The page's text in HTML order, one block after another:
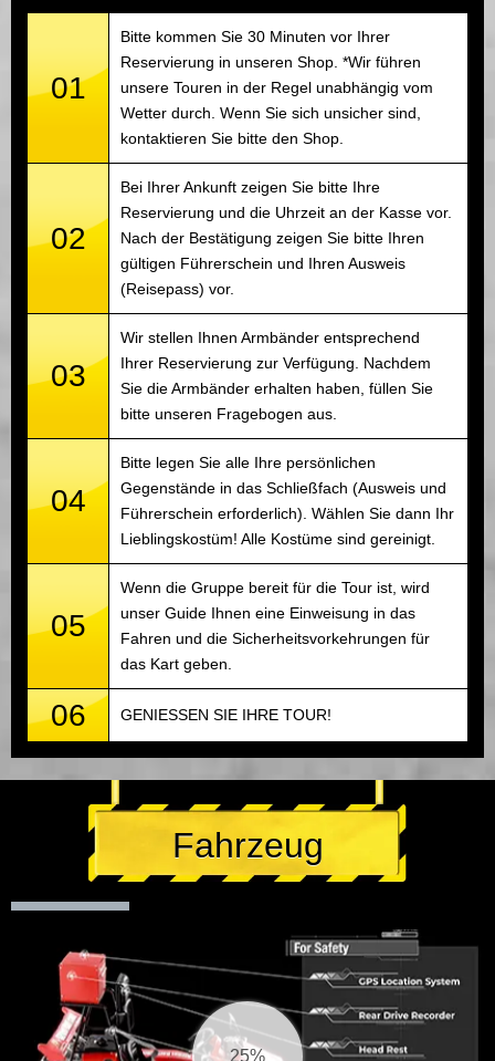
01
Bitte kommen Sie 30 Minuten vor Ihrer
Reservierung in unseren Shop. *Wir führen
unsere Touren in der Regel unabhängig vom
Wetter durch. Wenn Sie sich unsicher sind,
kontaktieren Sie bitte den Shop.
02
Bei Ihrer Ankunft zeigen Sie bitte Ihre
Reservierung und die Uhrzeit an der Kasse vor.
Nach der Bestätigung zeigen Sie bitte Ihren
gültigen Führerschein und Ihren Ausweis
(Reisepass) vor.
03
Wir stellen Ihnen Armbänder entsprechend
Ihrer Reservierung zur Verfügung. Nachdem
Sie die Armbänder erhalten haben, füllen Sie
bitte unseren Fragebogen aus.
04
Bitte legen Sie alle Ihre persönlichen
Gegenstände in das Schließfach (Ausweis und
Führerschein erforderlich). Wählen Sie dann Ihr
Lieblingskostüm! Alle Kostüme sind gereinigt.
05
Wenn die Gruppe bereit für die Tour ist, wird
unser Guide Ihnen eine Einweisung in das
Fahren und die Sicherheitsvorkehrungen für
das Kart geben.
06 GENIESSEN SIE IHRE TOUR!
Fahrzeug
25%